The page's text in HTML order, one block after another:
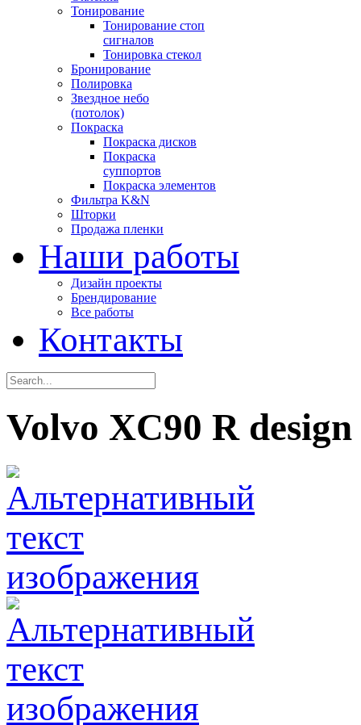
Тонирование
Тонирование стоп
сигналов
Тонировка стекол
Бронирование
Полировка
Звездное небо
(потолок)
Покраска
Покраска дисков
Покраска
суппортов
Покраска элементов
Фильтра K&N
Шторки
Продажа пленки
Наши работы
Дизайн проекты
Брендирование
Все работы
Контакты
Volvo XC90 R